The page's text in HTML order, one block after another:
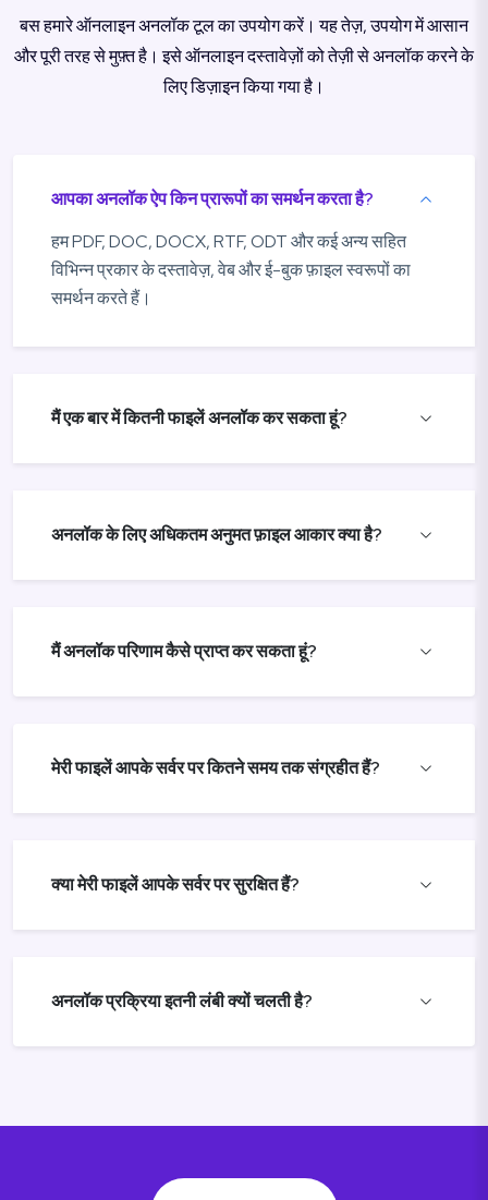
बस हमारे ऑनलाइन अनलॉक टूल का उपयोग करें। यह तेज़, उपयोग में आसान
और पूरी तरह से मुफ़्त है। इसे ऑनलाइन दस्तावेज़ों को तेज़ी से अनलॉक करने के
लिए डिज़ाइन किया गया है।
आपका अनलॉक ऐप किन प्रारूपों का समर्थन करता है?
हम PDF, DOC, DOCX, RTF, ODT और कई अन्य सहित
विभिन्न प्रकार के दस्तावेज़, वेब और ई-बुक फ़ाइल स्वरूपों का
समर्थन करते हैं।
मैं एक बार में कितनी फाइलें अनलॉक कर सकता हूं?
अनलॉक के लिए अधिकतम अनुमत फ़ाइल आकार क्या है?
मैं अनलॉक परिणाम कैसे प्राप्त कर सकता हूं?
मेरी फाइलें आपके सर्वर पर कितने समय तक संग्रहीत हैं?
क्या मेरी फाइलें आपके सर्वर पर सुरक्षित हैं?
अनलॉक प्रक्रिया इतनी लंबी क्यों चलती है?